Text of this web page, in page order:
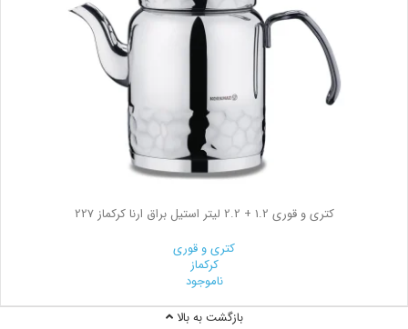
کتری و قوری 1.2 + 2.2 لیتر استیل براق ارنا کرکماز 227
کتری و قوری
کرکماز
ناموجود
بازگشت به بالا